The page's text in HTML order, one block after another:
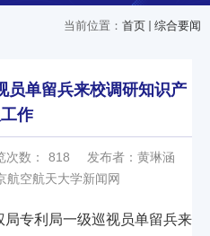
当前位置： 首页 综合要闻
员单留兵来校调研知识产
作
次数： 818
发布者：黄琳涵
航空航天大学新闻网
局专利局一级巡视员单留兵来